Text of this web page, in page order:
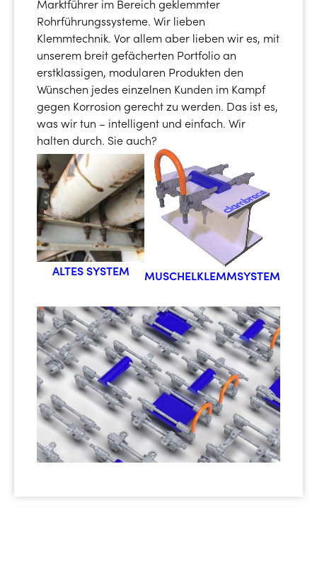
Marktführer im Bereich geklemmter
Rohrführungssysteme. Wir lieben
Klemmtechnik. Vor allem aber lieben wir es, mit
unserem breit gefächerten Portfolio an
erstklassigen, modularen Produkten den
Wünschen jedes einzelnen Kunden im Kampf
gegen Korrosion gerecht zu werden. Das ist es,
was wir tun – intelligent und einfach. Wir
halten durch. Sie auch?
ALTES SYSTEM MUSCHELKLEMMSYSTEM